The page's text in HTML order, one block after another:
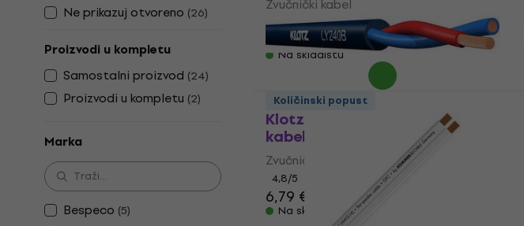
Ne prikazuj otvoreno (26)
Proizvodi u kompletu
Samostalni proizvod (24)
Proizvodi u kompletu (2)
Marka
Bespeco (5)
Zvučnički kabel
4,9/5
3,09 €
Na skladištu
Klotz LY240TBL Zvučnički
kabel
Zvučnički kabel
4,8/5
6,79 €
Na skladištu
Količinski popust